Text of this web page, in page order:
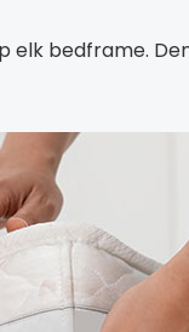
bedframe.